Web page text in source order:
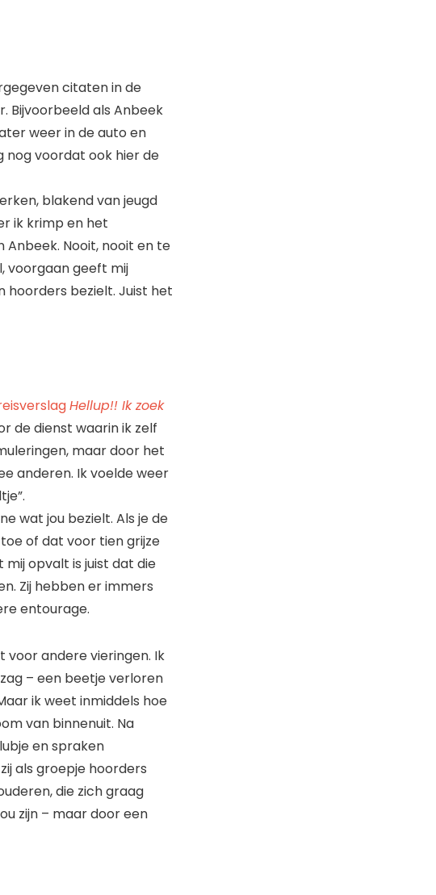
citaten in de
Bijvoorbeeld als Anbeek
weer in de auto en
nog voordat ook hier de
blakend van jeugd
ik krimp en het
Nooit, nooit en te
voorgaan geeft mij
hoorders bezielt. Juist het
Hellup!! Ik zoek
de dienst waarin ik zelf
maar door het
anderen. Ik voelde weer
wat jou bezielt. Als je de
of dat voor tien grijze
mij opvalt is juist dat die
Zij hebben er immers
entourage.
voor andere vieringen. Ik
– een beetje verloren
ik weet inmiddels hoe
van binnenuit. Na
en spraken
als groepje hoorders
die zich graag
zijn – maar door een